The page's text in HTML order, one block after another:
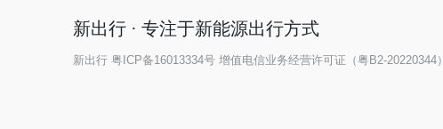
新出行 · 专注于新能源出行方式
新出行 粤ICP备16013334号 增值电信业务经营许可证（粤B2-20220344）